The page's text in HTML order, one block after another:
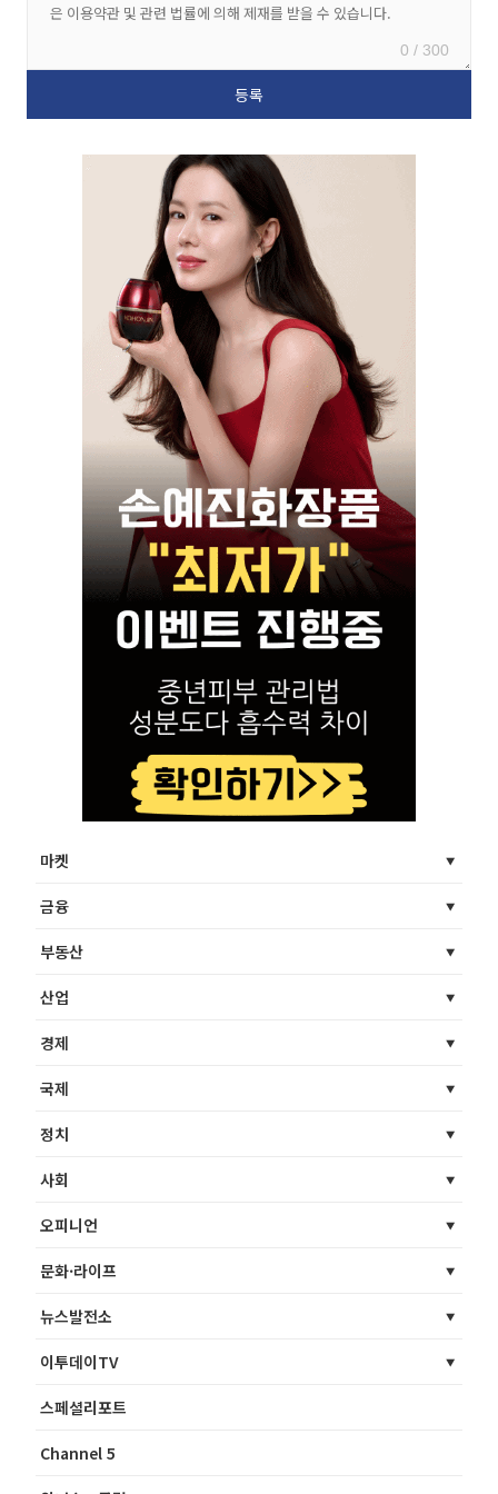
0 / 300
마켓
금융
부동산
산업
경제
국제
정치
사회
오피니언
문화·라이프
뉴스발전소
이투데이TV
스페셜리포트
Channel 5